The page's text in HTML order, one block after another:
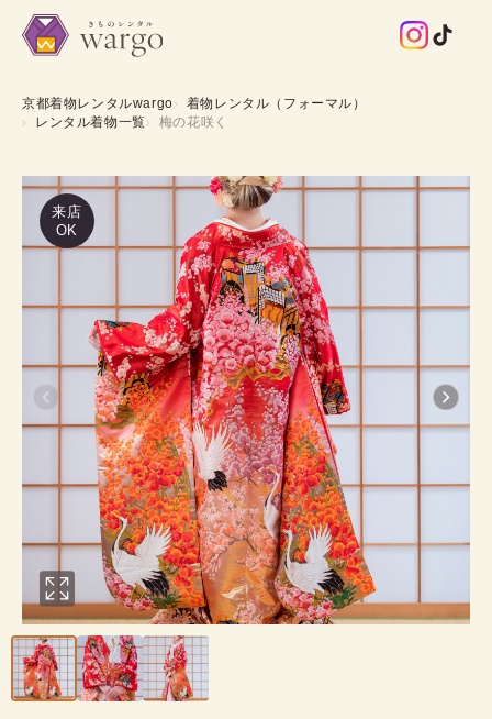
京都着物レンタルwargo
着物レンタル（フォーマル）
レンタル着物一覧
梅の花咲く
来店
OK